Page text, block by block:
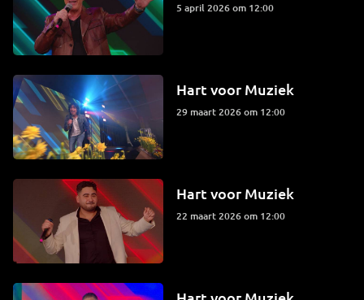
5 april 2026 om 12:00
Hart voor Muziek
29 maart 2026 om 12:00
Hart voor Muziek
22 maart 2026 om 12:00